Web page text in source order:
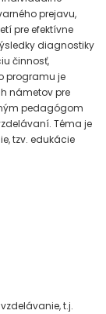
prejavu,
pre efektívne
diagnostiky
činnosť,
programu je
námetov pre
pedagógom
Téma je
tzv. edukácie
vzdelávanie, t.j.